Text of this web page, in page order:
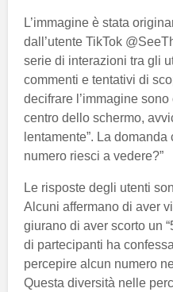
L’immagine è stata
dall’utente TikTok
serie di interazioni tra gli
commenti e tentativi di
decifrare l’immagine
centro dello schermo,
lentamente”. La
numero riesci a vedere?”
Le risposte degli utenti
Alcuni affermano di aver
giurano di aver scorto un
di partecipanti ha
percepire alcun numero
Questa diversità nelle